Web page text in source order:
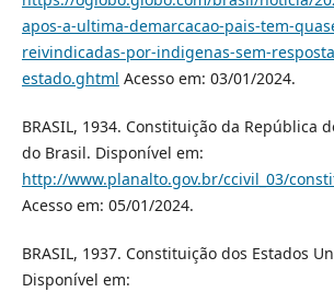
apos-a-ultima-demarcacao-pais-tem-
reivindicadas-por-indigenas-sem-
estado.ghtml Acesso em: 03/01/2024.
BRASIL, 1934. Constituição da República
do Brasil. Disponível em:
http://www.planalto.gov.br/ccivil_03/
Acesso em: 05/01/2024.
BRASIL, 1937. Constituição dos Estados
Disponível em: